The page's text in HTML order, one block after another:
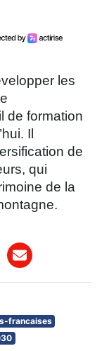
les
de formation
Il
de
qui
de la
francaises